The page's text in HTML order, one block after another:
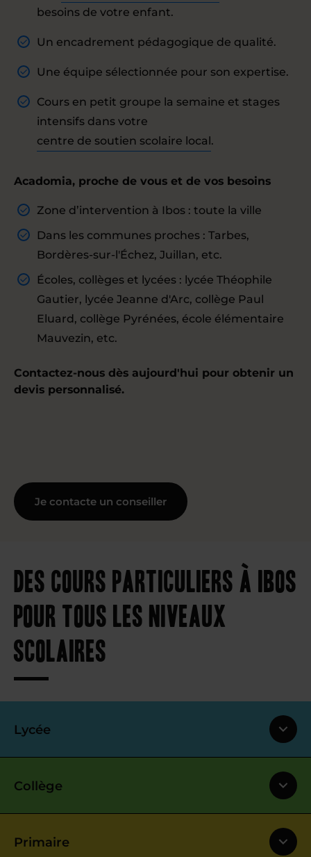
besoins de votre enfant.
Un encadrement pédagogique de qualité.
Une équipe sélectionnée pour son expertise.
Cours en petit groupe la semaine et stages
intensifs dans votre
centre de soutien scolaire local.
Acadomia, proche de vous et de vos besoins
Zone d’intervention à Ibos : toute la ville
Dans les communes proches : Tarbes,
Bordères-sur-l'Échez, Juillan, etc.
Écoles, collèges et lycées : lycée Théophile
Gautier, lycée Jeanne d'Arc, collège Paul
Eluard, collège Pyrénées, école élémentaire
Mauvezin, etc.
Contactez-nous dès aujourd'hui pour obtenir un
devis personnalisé.
Je contacte un conseiller
Des cours particuliers à Ibos
pour tous les niveaux
scolaires
Lycée
Collège
Primaire